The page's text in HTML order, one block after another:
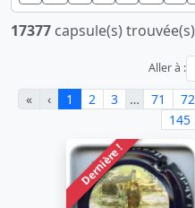
17377 capsule(s) trouvée(s)
Aller à :
« ‹ 1 2 3 … 71 72
145
Dernière !